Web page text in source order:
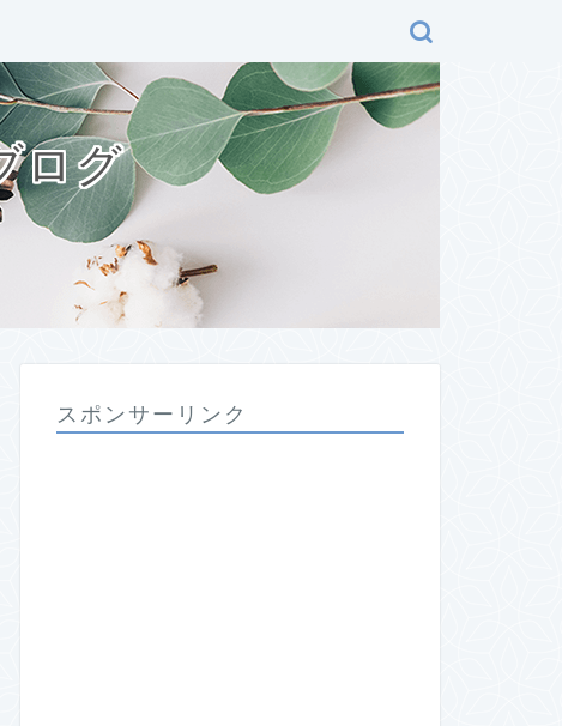
ログ
スポンサーリンク